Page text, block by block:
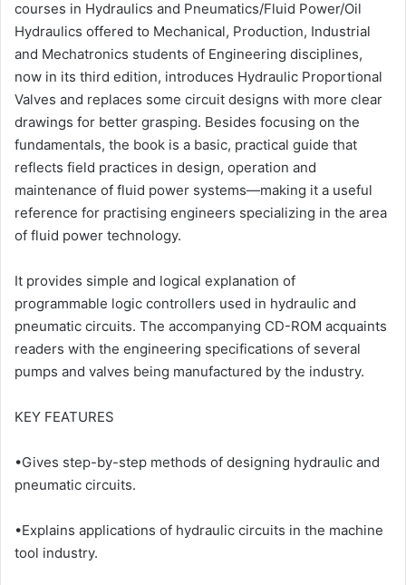
courses in Hydraulics and Pneumatics/Fluid Power/Oil
Hydraulics offered to Mechanical, Production, Industrial
and Mechatronics students of Engineering disciplines,
now in its third edition, introduces Hydraulic Proportional
Valves and replaces some circuit designs with more clear
drawings for better grasping. Besides focusing on the
fundamentals, the book is a basic, practical guide that
reflects field practices in design, operation and
maintenance of fluid power systems—making it a useful
reference for practising engineers specializing in the area
of fluid power technology.
It provides simple and logical explanation of
programmable logic controllers used in hydraulic and
pneumatic circuits. The accompanying CD-ROM acquaints
readers with the engineering specifications of several
pumps and valves being manufactured by the industry.
KEY FEATURES
•Gives step-by-step methods of designing hydraulic and
pneumatic circuits.
•Explains applications of hydraulic circuits in the machine
tool industry.